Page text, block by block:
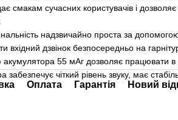
смакам сучасних користувачів і
надзвичайно проста за
вхідний дзвінок безпосередньо на
акумулятора 55 мАг дозволяє працювати
забезпечує чіткий рівень звуку, має
Оплата Гарантія Новий